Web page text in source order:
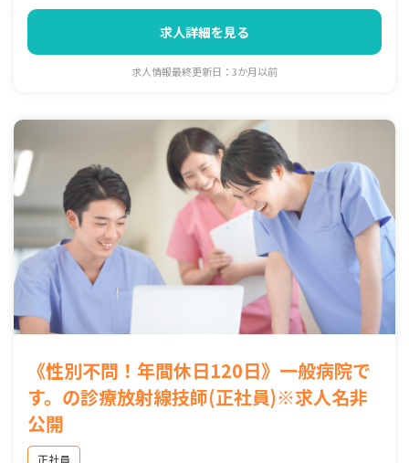
求人詳細を見る
求人情報最終更新日：3か月以前
《性別不問！年間休日120日》一般病院で
す。の診療放射線技師(正社員)※求人名非
公開
正社員